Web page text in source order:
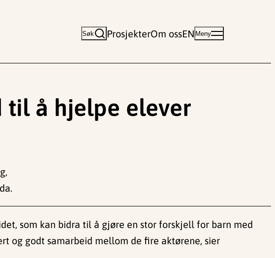
Søk ProsjekterOm ossEN Meny
til å hjelpe elever
som kan bidra til å gjøre en stor forskjell for barn med
og godt samarbeid mellom de fire aktørene, sier